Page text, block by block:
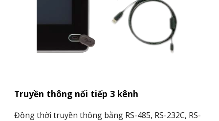
Truyền thông nối tiếp 3 kênh
Đồng thời truyền thông bằng RS-485, RS-232C, RS-